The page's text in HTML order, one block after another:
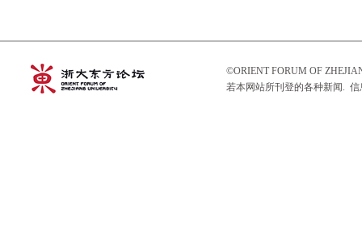
©ORIENT FORUM OF
若本网站所刊登的各种新闻.